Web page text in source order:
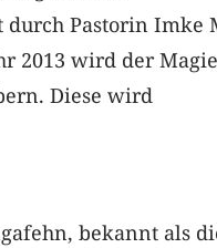
Pastorin Imke
2013 wird der
Diese wird
bekannt als